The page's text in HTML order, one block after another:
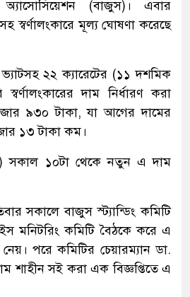
অ্যাসোসিয়েশন (বাজুস)। এবার
স্বর্ণালংকারে মূল্য ঘোষণা করেছে
ভ্যাটসহ ২২ ক্যারেটের (১১ দশমিক
দাম নির্ধারণ করা
৯৩০ টাকা, যা আগের দামের
১৩ টাকা কম।
সকাল ১০টা থেকে নতুন এ দাম
সকালে বাজুস স্ট্যান্ডিং কমিটি
মনিটরিং কমিটি বৈঠকে করে এ
নেয়। পরে কমিটির চেয়ারম্যান ডা.
শাহীন সই করা এক বিজ্ঞপ্তিতে এ